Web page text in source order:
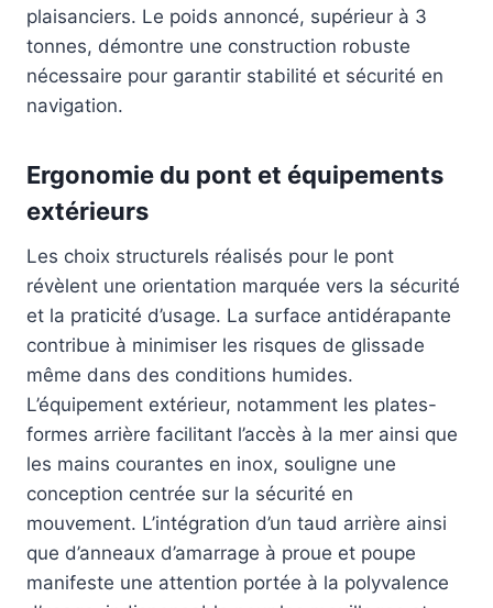
plaisanciers. Le poids annoncé, supérieur à 3
tonnes, démontre une construction robuste
nécessaire pour garantir stabilité et sécurité en
navigation.
Ergonomie du pont et équipements
extérieurs
Les choix structurels réalisés pour le pont
révèlent une orientation marquée vers la sécurité
et la praticité d’usage. La surface antidérapante
contribue à minimiser les risques de glissade
même dans des conditions humides.
L’équipement extérieur, notamment les plates-
formes arrière facilitant l’accès à la mer ainsi que
les mains courantes en inox, souligne une
conception centrée sur la sécurité en
mouvement. L’intégration d’un taud arrière ainsi
que d’anneaux d’amarrage à proue et poupe
manifeste une attention portée à la polyvalence